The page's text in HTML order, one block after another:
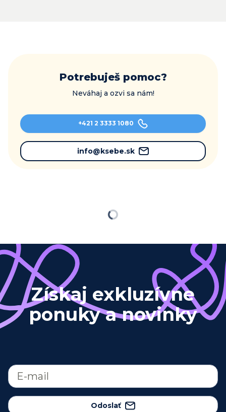
Potrebuješ pomoc?
Neváhaj a ozvi sa nám!
+421 2 3333 1080
info@ksebe.sk
Načítavam…
Získaj exkluzívne
ponuky a novinky
Odoslať